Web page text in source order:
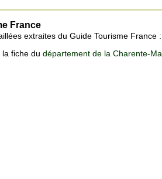
France
extraites du Guide Tourisme France :
fiche du département de la Charente-